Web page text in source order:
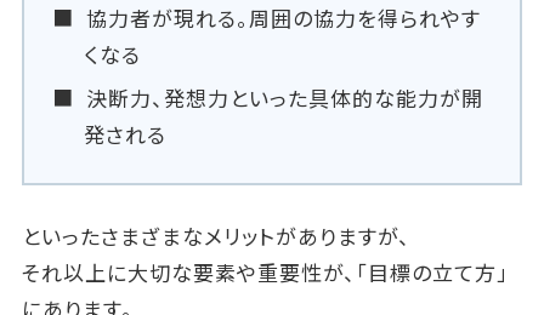
協力者が現れる。周囲の協力を得られやす
くなる
決断力、発想力といった具体的な能力が開
発される
といったさまざまなメリットがありますが、
それ以上に大切な要素や重要性が、「目標の立て方」
にあります。